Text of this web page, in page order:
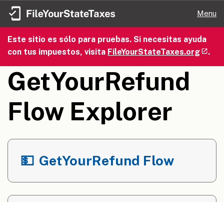
Menu
Este sitio es sólo para pruebas. Si necesitas ayuda
con tus impuestos, visita FileYourStateTaxes.org .
GetYourRefund
Flow Explorer
💵 GetYourRefund Flow